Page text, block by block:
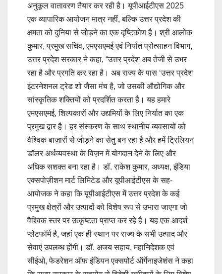
अनुकूल वातावरण तैयार कर रही है। यूपीआईटीएस 2025
एक व्यापारिक आयोजन मात्र नहीं, बल्कि उत्तर प्रदेश की
क्षमता को दुनिया से जोड़ने का एक दृष्टिकोण है। श्री आलोक
कुमार, प्रमुख सचिव, एमएसएमई एवं निर्यात प्रोत्साहन विभाग,
उत्तर प्रदेश सरकार ने कहा, “उत्तर प्रदेश अब तेजी से उभर
रहा है और प्रगति कर रहा है। अब राज्य के पास ‘उत्तर प्रदेश
इंटरनेशनल ट्रेड शो जैसा मंच है, जो उसकी औद्योगिक और
सांस्कृतिक शक्तियों को प्रदर्शित करता है। यह हमारे
एमएसएमई, शिल्पकारों और उद्यमियों के लिए निर्यात का एक
प्रमुख द्वार है। हर संस्करण के साथ स्थानीय व्यवसायों को
वैश्विक बाज़ारों से जोड़ने का सेतु बन रहा है और हमें ट्रिलियन
डॉलर अर्थव्यवस्था के विज़न में योगदान देने के लिए और
अधिक सशक्त बना रहा है। डॉ. राकेश कुमार, अध्यक्ष, इंडिया
एक्सपोज़ीशन मार्ट लिमिटेड और यूपीआईटीएस के सह-
आयोजक ने कहा कि यूपीआईटीएस में उत्तर प्रदेश के कई
प्रमुख क्षेत्रों और उत्पादों को विशेष रूप से उभारा जाएगा जो
वैश्विक स्तर पर उत्कृष्टता प्राप्त कर रहे हैं। यह एक आदर्श
प्लेटफॉर्म है, जहां एक ही स्थान पर राज्य के सभी उत्पाद और
सेवाएं उपलब्ध होंगी। डॉ. अजय सहाय, महानिदेशक एवं
सीईओ, फेडरेशन ऑफ इंडियन एक्सपोर्ट ऑर्गेनाइजेशंस ने कहा